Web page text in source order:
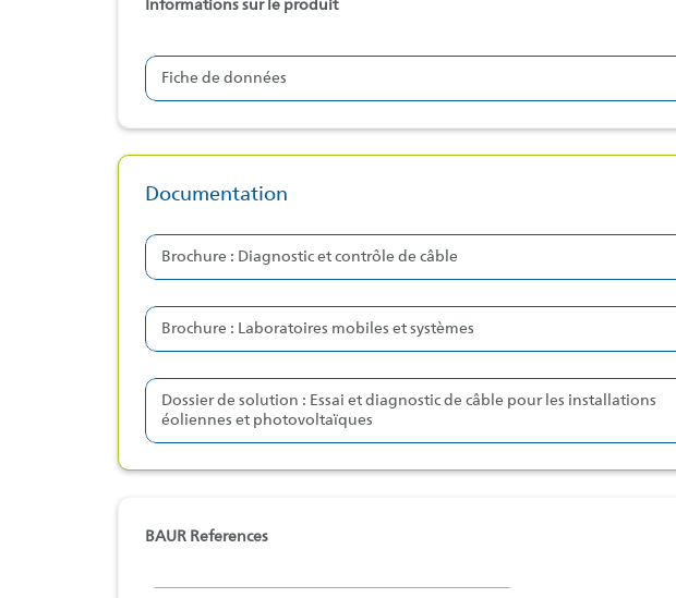
Informations sur le produit
Fiche de données
Documentation
Brochure : Diagnostic et contrôle de câble
Brochure : Laboratoires mobiles et systèmes
Dossier de solution : Essai et diagnostic de câble pour les installations
éoliennes et photovoltaïques
BAUR References